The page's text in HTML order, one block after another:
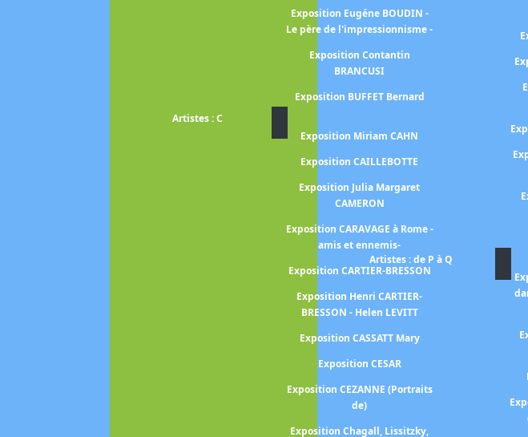
Exposition Eugéne BOUDIN -
Le père de l'impressionnisme -
Exposition Contantin
BRANCUSI
Exposition BUFFET Bernard
Artistes : C
Exposition Miriam CAHN
Exposition CAILLEBOTTE
Exposition Julia Margaret
CAMERON
Exposition CARAVAGE à Rome -
amis et ennemis-
Exposition CARTIER-BRESSON
Exposition Henri CARTIER-
BRESSON - Helen LEVITT
Exposition CASSATT Mary
Exposition CESAR
Exposition CEZANNE (Portraits
de)
Exposition Chagall, Lissitzky,
Artistes : de P à Q